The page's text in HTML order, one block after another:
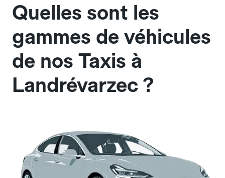
Quelles sont les
gammes de véhicules
de nos Taxis à
Landrévarzec ?